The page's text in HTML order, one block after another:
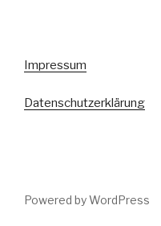
Impressum
Datenschutzerklärung
Powered by WordPress